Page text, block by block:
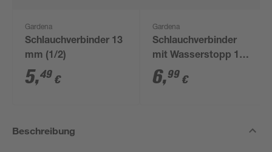
Gardena
Schlauchverbinder 13
mm (1/2)
5,49 €
Gardena
Schlauchverbinder
mit Wasserstopp 13
mm (1/2")
6,99 €
Beschreibung